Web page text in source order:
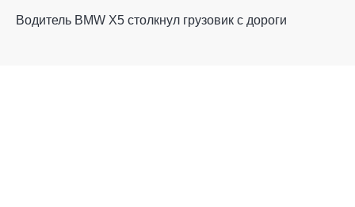
Водитель BMW X5 столкнул грузовик с дороги